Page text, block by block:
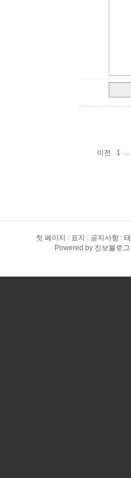
이전 1 ...
첫 페이지 표지 공지사항
Powered by 진보블로그